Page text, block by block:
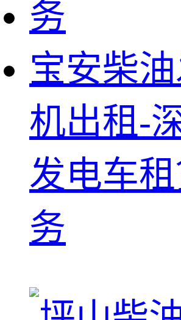
宝安柴
机出租-
发电车
务